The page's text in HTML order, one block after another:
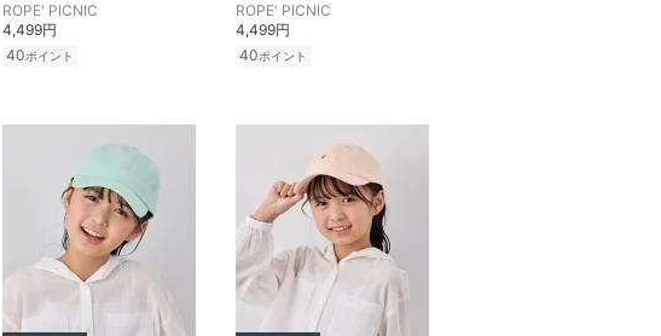
ROPE' PICNIC
4,499円
40ポイント
ROPE' PICNIC
4,499円
40ポイント